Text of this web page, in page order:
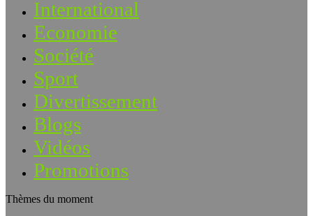
International
Economie
Société
Sport
Divertissement
Blogs
Vidéos
Promotions
Thèmes du moment